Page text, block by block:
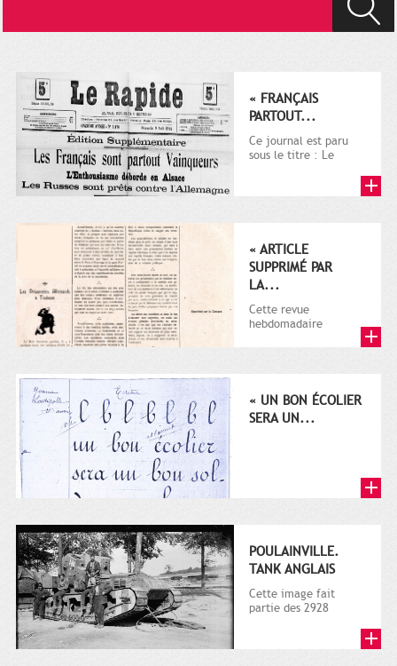
« FRANÇAIS
PARTOUT...
Ce journal est paru
sous le titre : Le
novembre 1908...
« ARTICLE
SUPPRIMÉ PAR
LA...
Cette revue
hebdomadaire
« UN BON ÉCOLIER
SERA UN...
POULAINVILLE.
TANK ANGLAIS
Cette image fait
partie des 2928
1914-1918)...